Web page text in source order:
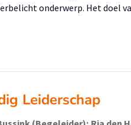
onderwerp. Het doel
Leiderschap